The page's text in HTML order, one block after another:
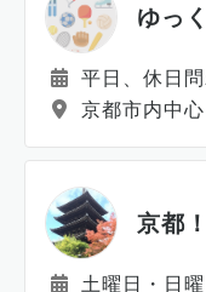
ゆっ
平日、休日
京都市内中心
京都
土曜日・日